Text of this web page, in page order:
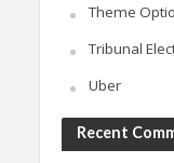
Theme
Tribunal
Uber
Recent